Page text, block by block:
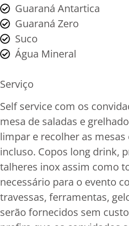
Guaraná Antartica
Guaraná Zero
Suco
Água Mineral
Serviço
Self service com os
mesa de saladas e
limpar e recolher as
incluso. Copos long drink,
talheres inox assim como
necessário para o evento
travessas, ferramentas,
serão fornecidos sem